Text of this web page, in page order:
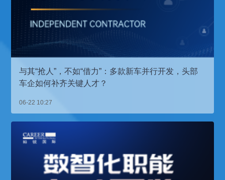
与其“抢人”，不如“借力”：多款新车并行开发，头部
车企如何补齐关键人才？
06-22 10:27